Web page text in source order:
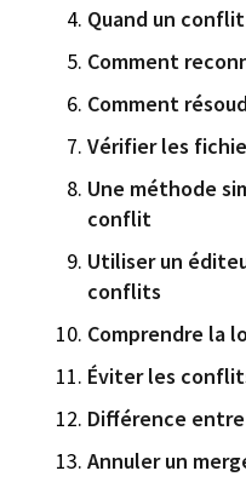
Quand un
Comment
Comment
Vérifier les
Une méthode
conflit
Utiliser un
conflits
Comprendre la
Éviter les
Différence
Annuler un